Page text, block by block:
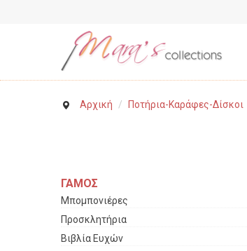
Αρχική / Ποτήρια-Καράφες-Δίσκοι
ΓΑΜΟΣ
Μπομπονιέρες
Προσκλητήρια
Βιβλία Ευχών